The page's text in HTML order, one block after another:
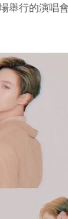
舉行的演唱